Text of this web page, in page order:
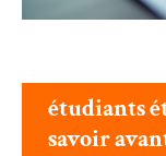
étudiants
savoir